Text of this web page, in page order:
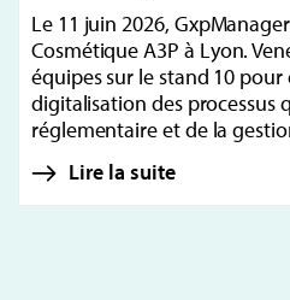
Le 11 juin 2026,
Cosmétique A3P à Lyon.
équipes sur le stand 10
digitalisation des processus
réglementaire et de la
Lire la suite